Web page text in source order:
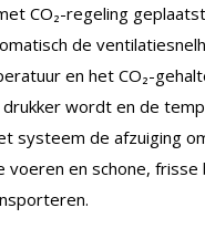
CO₂-regeling
de
en het CO₂-
drukker wordt en de
systeem de afzuiging
voeren en schone, frisse